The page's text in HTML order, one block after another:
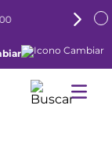
6 cuotas sin interés